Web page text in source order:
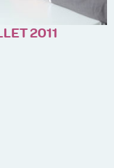
2011